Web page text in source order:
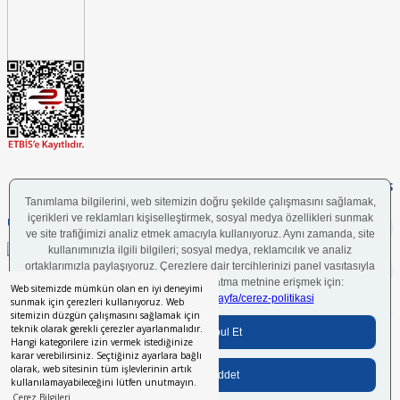
Web sitemizde mümkün olan en iyi deneyimi
sunmak için çerezleri kullanıyoruz. Web
sitemizin düzgün çalışmasını sağlamak için
teknik olarak gerekli çerezler ayarlanmalıdır.
Hangi kategorilere izin vermek istediğinize
karar verebilirsiniz. Seçtiğiniz ayarlara bağlı
olarak, web sitesinin tüm işlevlerinin artık
kullanılamayabileceğini lütfen unutmayın.
Çerez Bilgileri
UYGULAMAMIZI İNDİRİN
FOLLOW US
Bilgi Toplumu Hizmetleri BGYS Politikası Çerez Politikası
© 2024 İstikbal Mobilya A.Ş.